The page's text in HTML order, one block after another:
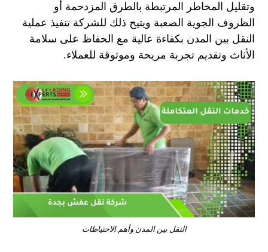
وتقليل المخاطر المرتبطة بالطرق المزدحمة أو
الظروف الجوية الصعبة ويتيح ذلك للشركة تنفيذ عملية
النقل بين المدن بكفاءة عالية مع الحفاظ على سلامة
الأثاث وتقديم تجربة مريحة وموثوقة للعملاء.
النقل بين المدن وأهم الاحتياطات